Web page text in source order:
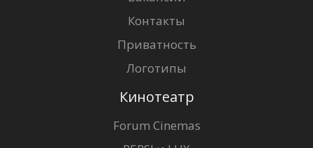
Контакты
Приватность
Логотипы
Кинотеатр
Forum Cinemas